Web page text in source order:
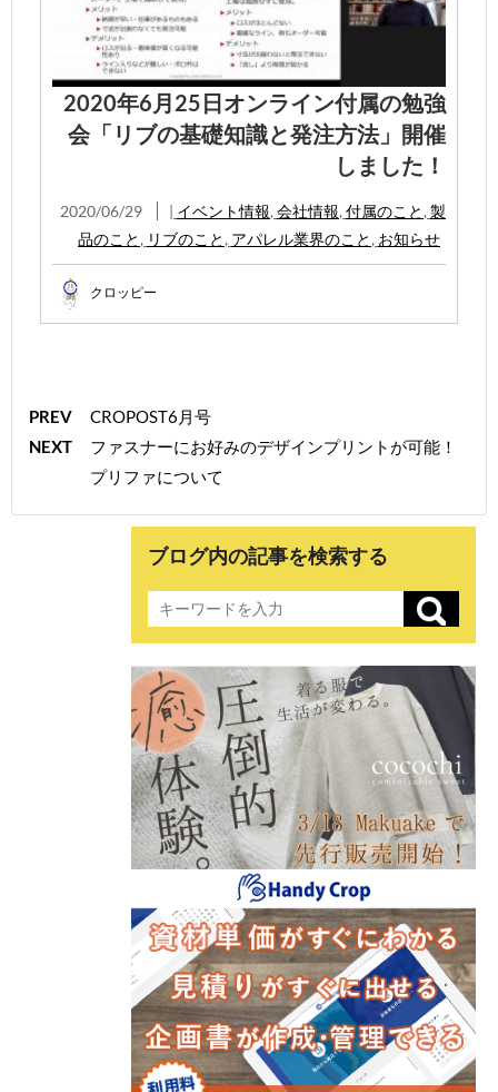
2020年6月25日オンライン付属の勉強
会「リブの基礎知識と発注方法」開催
しました！
2020/06/29 | イベント情報, 会社情報, 付属のこと , 製
品のこと , リブのこと , アパレル業界のこと , お知らせ
クロッピー
PREV
CROPOST6月号
NEXT
ファスナーにお好みのデザインプリントが可能！
プリファについて
ブログ内の記事を検索する